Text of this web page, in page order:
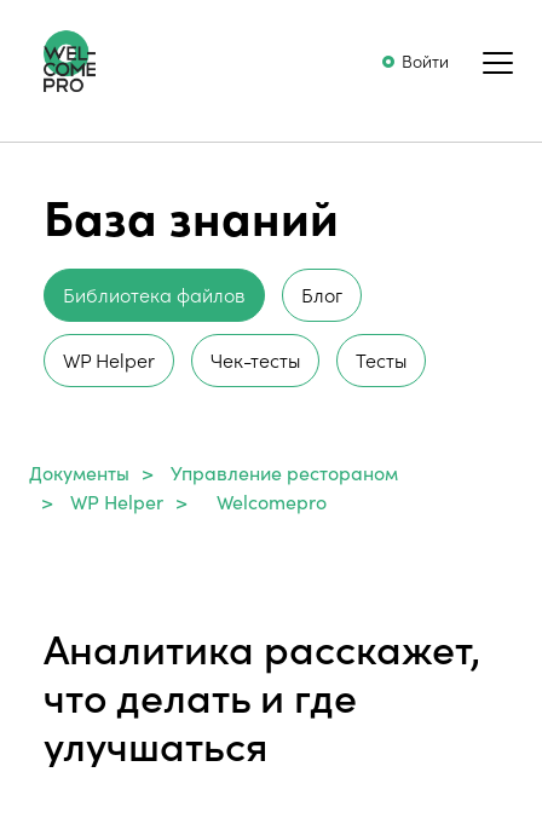
Войти
База знаний
Библиотека файлов Блог
WP Helper Чек-тесты Тесты
Документы >
Управление рестораном
>
WP Helper > Welcomepro
Аналитика расскажет,
что делать и где
улучшаться